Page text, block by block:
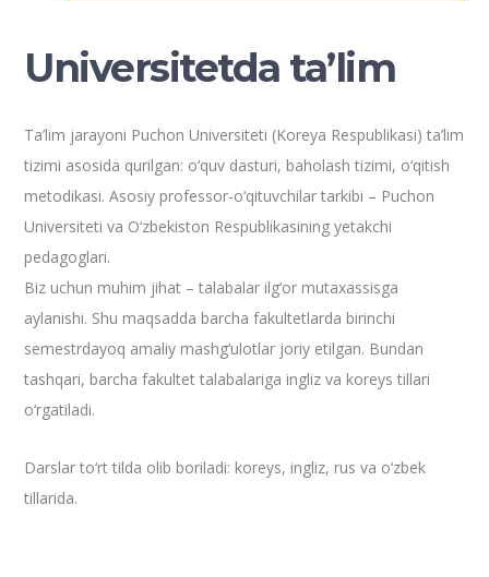
Universitetda ta’lim
Ta’lim jarayoni Puchon Universiteti (Koreya Respublikasi) ta’lim
tizimi asosida qurilgan: o‘quv dasturi, baholash tizimi, o‘qitish
metodikasi. Asosiy professor-o‘qituvchilar tarkibi – Puchon
Universiteti va O‘zbekiston Respublikasining yetakchi
pedagoglari.
Biz uchun muhim jihat – talabalar ilg‘or mutaxassisga
aylanishi. Shu maqsadda barcha fakultetlarda birinchi
semestrdayoq amaliy mashg‘ulotlar joriy etilgan. Bundan
tashqari, barcha fakultet talabalariga ingliz va koreys tillari
o‘rgatiladi.
Darslar to‘rt tilda olib boriladi: koreys, ingliz, rus va o‘zbek
tillarida.